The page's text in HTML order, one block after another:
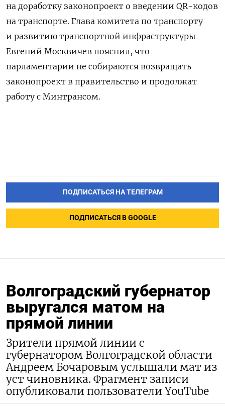
на доработку законопроект о введении QR-кодов
на транспорте. Глава комитета по транспорту
и развитию транспортной инфраструктуры
Евгений Москвичев пояснил, что
парламентарии не собираются возвращать
законопроект в правительство и продолжат
работу с Минтрансом.
ПОДПИСАТЬСЯ НА ТЕЛЕГРАМ
ПОДПИСАТЬСЯ В GOOGLE
Волгоградский губернатор
выругался матом на
прямой линии
Зрители прямой линии с
губернатором Волгоградской области
Андреем Бочаровым услышали мат из
уст чиновника. Фрагмент записи
опубликовали пользователи YouTube